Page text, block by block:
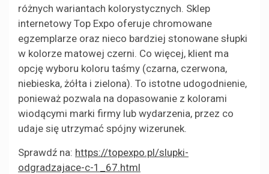
różnych wariantach kolorystycznych. Sklep
internetowy Top Expo oferuje chromowane
egzemplarze oraz nieco bardziej stonowane słupki
w kolorze matowej czerni. Co więcej, klient ma
opcję wyboru koloru taśmy (czarna, czerwona,
niebieska, żółta i zielona). To istotne udogodnienie,
ponieważ pozwala na dopasowanie z kolorami
wiodącymi marki firmy lub wydarzenia, przez co
udaje się utrzymać spójny wizerunek.
Sprawdź na: https://topexpo.pl/slupki-
odgradzajace-c-1_67.html